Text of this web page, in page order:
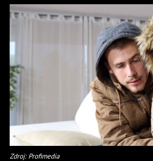
Zdroj: Profimedia